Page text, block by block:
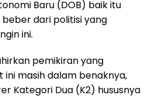
Baru (DOB) baik itu
beber dari politisi yang
ini.
pemikiran yang
masih dalam benaknya,
Kategori Dua (K2) hususnya